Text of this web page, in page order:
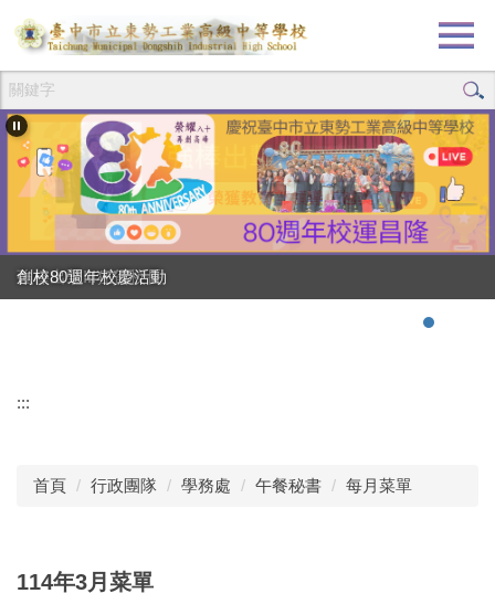
跳
到
要
內
容
區
創校80週年校慶活動
強棒出擊!!!狂賀校長
:::
首頁 行政團隊 學務處 午餐秘書 每月菜單
114年3月菜單